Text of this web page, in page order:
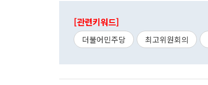
[관련키워드]
더불어민주당 최고위원회의